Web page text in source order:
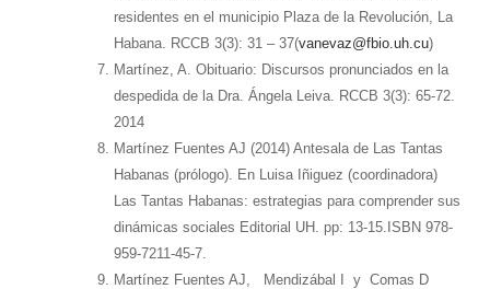
residentes en el municipio Plaza de la Revolución, La
Habana. RCCB 3(3): 31 – 37(vanevaz@fbio.uh.cu)
Martínez, A. Obituario: Discursos pronunciados en la
despedida de la Dra. Ángela Leiva. RCCB 3(3): 65-72.
2014
Martínez Fuentes AJ (2014) Antesala de Las Tantas
Habanas (prólogo). En Luisa Iñiguez (coordinadora)
Las Tantas Habanas: estrategias para comprender sus
dinámicas sociales Editorial UH. pp: 13-15.ISBN 978-
959-7211-45-7.
Martínez Fuentes AJ, Mendizábal I y Comas D